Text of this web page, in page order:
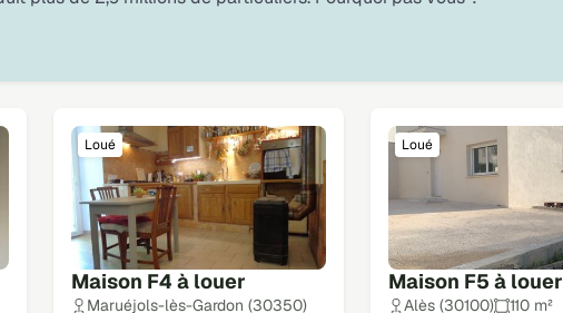
Maison F4 à louer
Loué
Maruéjols-lès-Gardon (30350)
Maison F5 à louer
Loué
Alès (30100)
110 m²